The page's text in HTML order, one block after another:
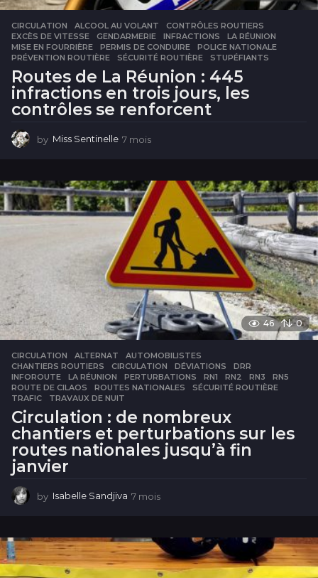
CIRCULATION ALCOOL AU VOLANT ,CONTRÔLES ROUTIERS
EXCÈS DE VITESSE
,GENDARMERIE ,INFRACTIONS ,LA RÉUNION
MISE EN FOURRIÈRE
,PERMIS DE CONDUIRE ,POLICE NATIONALE
PRÉVENTION ROUTIÈRE
,SÉCURITÉ ROUTIÈRE ,STUPÉFIANTS
Routes de La Réunion : 445
infractions en trois jours, les
contrôles se renforcent
by Miss Sentinelle 7 mois
i
s
46 0
CIRCULATION ALTERNAT ,AUTOMOBILISTES
CHANTIERS ROUTIERS
,CIRCULATION ,DÉVIATIONS ,DRR
INFOROUTE
,LA RÉUNION ,PERTURBATIONS ,RN1 ,RN2 ,RN3 ,RN5
ROUTE DE CILAOS
,ROUTES NATIONALES ,SÉCURITÉ ROUTIÈRE
TRAFIC
,TRAVAUX DE NUIT
Circulation : de nombreux
chantiers et perturbations sur les
routes nationales jusqu’à fin
janvier
by Isabelle Sandjiva 7 mois
s